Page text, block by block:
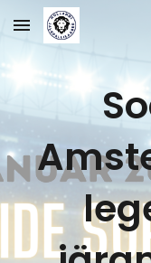
Skip to main content